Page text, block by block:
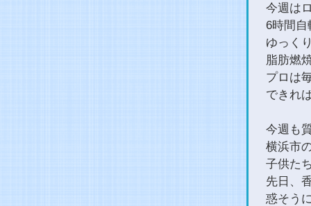
今週は
6時間自
ゆっく
脂肪燃
プロは
できれ
今週も
横浜市
子供た
先日、
惑そう